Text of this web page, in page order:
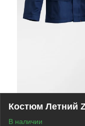
Костюм Летний
В наличии